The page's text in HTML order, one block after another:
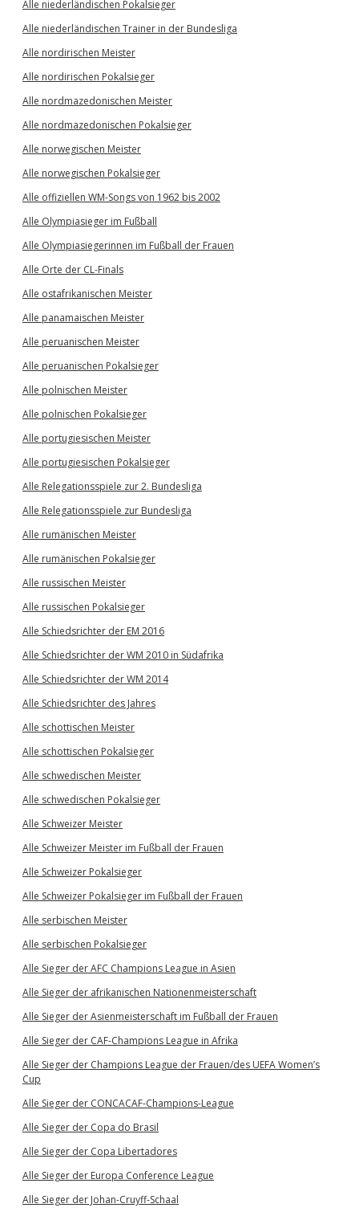
Alle niederländischen Pokalsieger
Alle niederländischen Trainer in der Bundesliga
Alle nordirischen Meister
Alle nordirischen Pokalsieger
Alle nordmazedonischen Meister
Alle nordmazedonischen Pokalsieger
Alle norwegischen Meister
Alle norwegischen Pokalsieger
Alle offiziellen WM-Songs von 1962 bis 2002
Alle Olympiasieger im Fußball
Alle Olympiasiegerinnen im Fußball der Frauen
Alle Orte der CL-Finals
Alle ostafrikanischen Meister
Alle panamaischen Meister
Alle peruanischen Meister
Alle peruanischen Pokalsieger
Alle polnischen Meister
Alle polnischen Pokalsieger
Alle portugiesischen Meister
Alle portugiesischen Pokalsieger
Alle Relegationsspiele zur 2. Bundesliga
Alle Relegationsspiele zur Bundesliga
Alle rumänischen Meister
Alle rumänischen Pokalsieger
Alle russischen Meister
Alle russischen Pokalsieger
Alle Schiedsrichter der EM 2016
Alle Schiedsrichter der WM 2010 in Südafrika
Alle Schiedsrichter der WM 2014
Alle Schiedsrichter des Jahres
Alle schottischen Meister
Alle schottischen Pokalsieger
Alle schwedischen Meister
Alle schwedischen Pokalsieger
Alle Schweizer Meister
Alle Schweizer Meister im Fußball der Frauen
Alle Schweizer Pokalsieger
Alle Schweizer Pokalsieger im Fußball der Frauen
Alle serbischen Meister
Alle serbischen Pokalsieger
Alle Sieger der AFC Champions League in Asien
Alle Sieger der afrikanischen Nationenmeisterschaft
Alle Sieger der Asienmeisterschaft im Fußball der Frauen
Alle Sieger der CAF-Champions League in Afrika
Alle Sieger der Champions League der Frauen/des UEFA Women’s
Cup
Alle Sieger der CONCACAF-Champions-League
Alle Sieger der Copa do Brasil
Alle Sieger der Copa Libertadores
Alle Sieger der Europa Conference League
Alle Sieger der Johan-Cruyff-Schaal